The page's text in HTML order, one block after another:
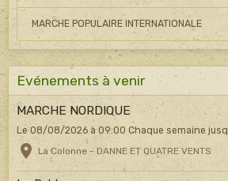
MARCHE POPULAIRE INTERNATIONALE
Evénements à venir
MARCHE NORDIQUE
Le 08/08/2026 à 09:00 Chaque semaine
La Colonne - DANNE ET QUATRE VENTS